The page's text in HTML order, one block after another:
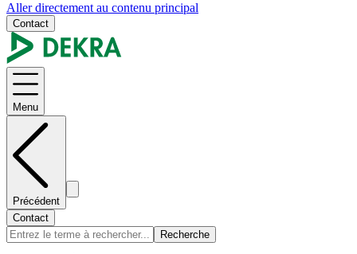
Aller directement au contenu principal
Contact
Menu
Précédent
Contact
Recherche